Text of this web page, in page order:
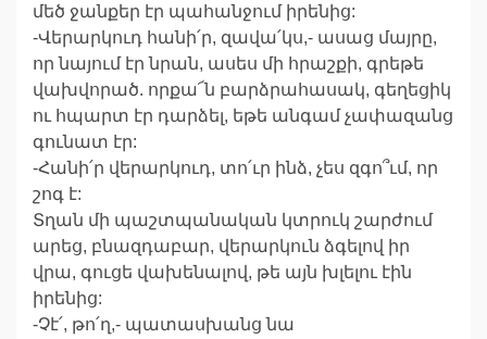
մեծ ջանքեր էր պահանջում իրենից:
-Վերարկուդ հանի՛ր, զավա՛կս,- ասաց մայրը,
որ նայում էր նրան, ասես մի հրաշքի, գրեթե
վախվորած. որքա՜ն բարձրահասակ, գեղեցիկ
ու հպարտ էր դարձել, եթե անգամ չափազանց
գունատ էր:
-Հանի՛ր վերարկուդ, տո՛ւր ինձ, չես զգո՞ւմ, որ
շոգ է:
Տղան մի պաշտպանական կտրուկ շարժում
արեց, բնազդաբար, վերարկուն ձգելով իր
վրա, գուցե վախենալով, թե այն խլելու էին
իրենից:
-Չէ՛, թո՛ղ,- պատասխանց նա